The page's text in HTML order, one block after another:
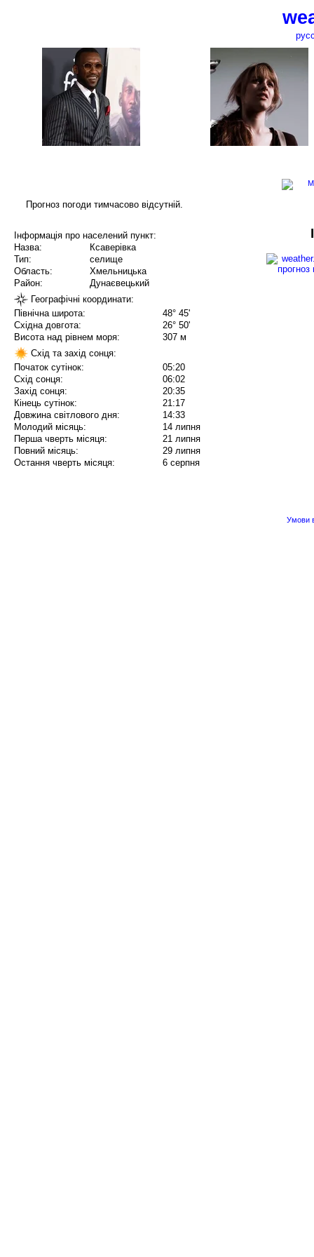
Прогноз погоди тимчасово відсутній.
Інформація про населений пункт:
Назва:
Ксаверівка
Тип:
селище
Область:
Хмельницька
Район:
Дунаєвецький
Географічні координати:
Північна широта:
48° 45'
Східна довгота:
26° 50'
Висота над рівнем моря:
307 м
Схід та захід сонця:
Початок сутінок:
05:20
Схід сонця:
06:02
Захід сонця:
20:35
Кінець сутінок:
21:17
Довжина світлового дня:
14:33
Молодий місяць:
14 липня
Перша чверть місяця:
21 липня
Повний місяць:
29 липня
Остання чверть місяця:
6 серпня
Умови